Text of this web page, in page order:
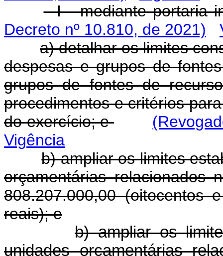
I - mediante portaria
Decreto nº 10.810, de 2021)
a) detalhar os limites
despesas e grupos de
grupos de fontes de
procedimentos e critérios
do exercício; e
Vigência
b) ampliar os limites
orçamentárias relacionados
808.207.000,00 (oitocentos
reais); e
b) ampliar os
unidades orçamentárias